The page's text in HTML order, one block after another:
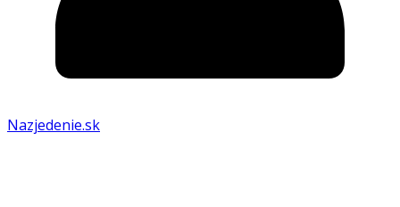
Nazjedenie.sk